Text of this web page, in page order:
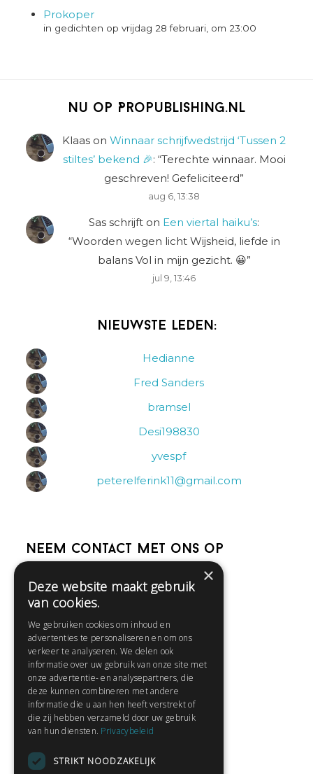
Prokoper
in gedichten op vrijdag 28 februari, om 23:00
Nu op Propublishing.nl
Klaas on Winnaar schrijfwedstrijd ‘Tussen 2
stiltes’ bekend 🎉: “Terechte winnaar. Mooi
geschreven! Gefeliciteerd”
aug 6, 13:38
Sas schrijft on Een viertal haiku’s:
“Woorden wegen licht Wijsheid, liefde in
balans Vol in mijn gezicht. 😀”
jul 9, 13:46
Nieuwste leden:
Hedianne
Fred Sanders
bramsel
Desi198830
yvespf
peterelferink11@gmail.com
Neem contact met ons op
Help
Contact
Huisregels
Snel naar:
Gratis aanmelden
Privacybeleid
×
Deze website maakt gebruik
van cookies.
We gebruiken cookies om inhoud en
advertenties te personaliseren en om ons
verkeer te analyseren. We delen ook
informatie over uw gebruik van onze site met
onze advertentie- en analysepartners, die
deze kunnen combineren met andere
informatie die u aan hen heeft verstrekt of
die zij hebben verzameld door uw gebruik
van hun diensten. Privacybeleid
STRIKT NOODZAKELIJK